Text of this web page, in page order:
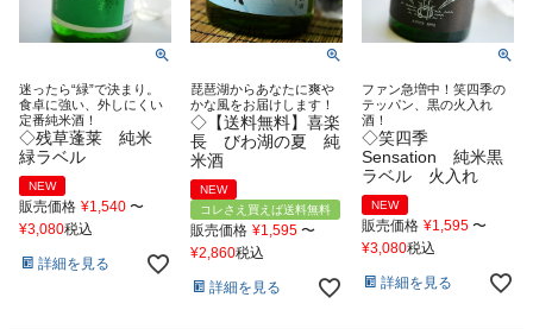
迷ったら“緑”で決まり。
食卓に強い、外しにくい
定番純米酒！
◇残草蓬莱 純米
緑ラベル
NEW
販売価格 ¥1,540 〜
¥3,080税込
詳細を見る
琵琶湖からあなたに爽や
かな風をお届けします！
◇【送料無料】喜楽
長 びわ湖の夏 純
米酒
NEW
コレさえ買えば送料無料
販売価格 ¥1,595 〜
¥2,860税込
詳細を見る
ファン急増中！笑四季の
テッパン、黒の火入れ
酒！
◇笑四季
Sensation 純米黒
ラベル 火入れ
NEW
販売価格 ¥1,595 〜
¥3,080税込
詳細を見る